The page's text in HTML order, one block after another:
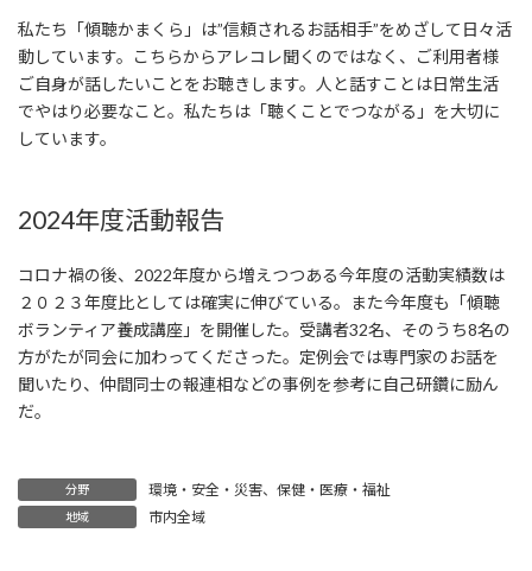
私たち「傾聴かまくら」は”信頼されるお話相手”をめざして日々活
動しています。こちらからアレコレ聞くのではなく、ご利用者様
ご自身が話したいことをお聴きします。人と話すことは日常生活
でやはり必要なこと。私たちは「聴くことでつながる」を大切に
しています。
2024年度活動報告
コロナ禍の後、2022年度から増えつつある今年度の活動実績数は
２０２３年度比としては確実に伸びている。また今年度も「傾聴
ボランティア養成講座」を開催した。受講者32名、そのうち8名の
方がたが同会に加わってくださった。定例会では専門家のお話を
聞いたり、仲間同士の報連相などの事例を参考に自己研鑽に励ん
だ。
分野 環境・安全・災害、 保健・医療・福祉
地域 市内全域